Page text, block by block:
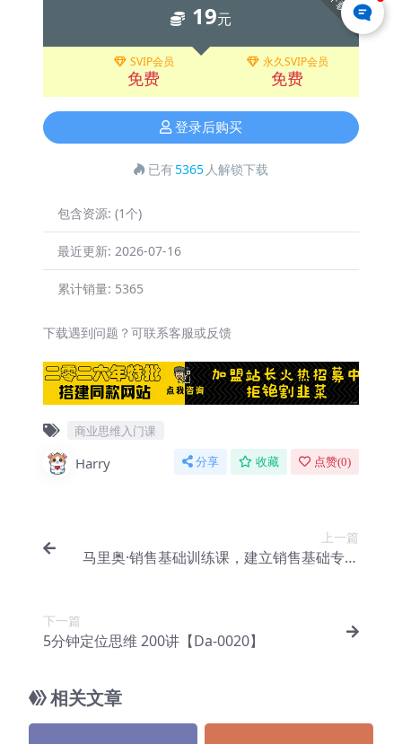
19元
SVIP会员
免费
永久SVIP会员
免费
登录后购买
已有5365 人解锁下载
包含资源: (1个)
最近更新: 2026-07-16
累计销量: 5365
下载遇到问题？可联系客服或反馈
商业思维入门课
Harry 分享 收藏 点赞(0)
上一篇
马里奥·销售基础训练课，建立销售基础专业
下一篇
5分钟定位思维 200讲【Da-0020】
相关文章